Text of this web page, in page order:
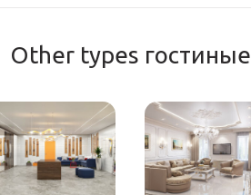
Other types гостиные